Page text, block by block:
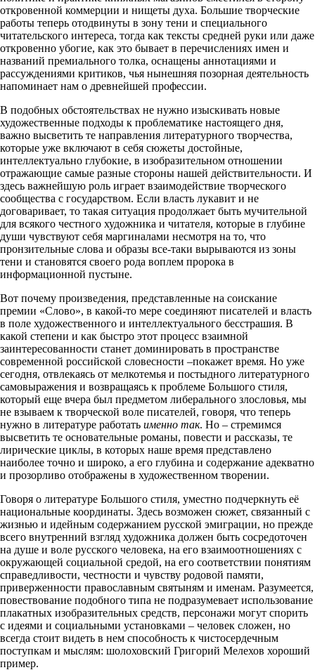
откровенной коммерции и нищеты духа. Большие творческие
работы теперь отодвинуты в зону тени и специального
читательского интереса, тогда как тексты средней руки или даже
откровенно убогие, как это бывает в перечислениях имен и
названий премиального толка, оснащены аннотациями и
рассуждениями критиков, чья нынешняя позорная деятельность
напоминает нам о древнейшей профессии.
В подобных обстоятельствах не нужно изыскивать новые
художественные подходы к проблематике настоящего дня,
важно высветить те направления литературного творчества,
которые уже включают в себя сюжеты достойные,
интеллектуально глубокие, в изобразительном отношении
отражающие самые разные стороны нашей действительности. И
здесь важнейшую роль играет взаимодействие творческого
сообщества с государством. Если власть лукавит и не
договаривает, то такая ситуация продолжает быть мучительной
для всякого честного художника и читателя, которые в глубине
души чувствуют себя маргиналами несмотря на то, что
пронзительные слова и образы все-таки вырываются из зоны
тени и становятся своего рода воплем пророка в
информационной пустыне.
Вот почему произведения, представленные на соискание
премии «Слово», в какой-то мере соединяют писателей и власть
в поле художественного и интеллектуального бесстрашия. В
какой степени и как быстро этот процесс взаимной
заинтересованности станет доминировать в пространстве
современной российской словесности –покажет время. Но уже
сегодня, отвлекаясь от мелкотемья и постыдного литературного
самовыражения и возвращаясь к проблеме Большого стиля,
который еще вчера был предметом либерального злословья, мы
не взываем к творческой воле писателей, говоря, что теперь
нужно в литературе работать именно так. Но – стремимся
высветить те основательные романы, повести и рассказы, те
лирические циклы, в которых наше время представлено
наиболее точно и широко, а его глубина и содержание адекватно
и прозорливо отображены в художественном творении.
Говоря о литературе Большого стиля, уместно подчеркнуть её
национальные координаты. Здесь возможен сюжет, связанный с
жизнью и идейным содержанием русской эмиграции, но прежде
всего внутренний взгляд художника должен быть сосредоточен
на душе и воле русского человека, на его взаимоотношениях с
окружающей социальной средой, на его соответствии понятиям
справедливости, честности и чувству родовой памяти,
приверженности православным святыням и именам. Разумеется,
повествование подобного типа не подразумевает использование
плакатных изобразительных средств, персонажи могут спорить
с идеями и социальными установками – человек сложен, но
всегда стоит видеть в нем способность к чистосердечным
поступкам и мыслям: шолоховский Григорий Мелехов хороший
пример.